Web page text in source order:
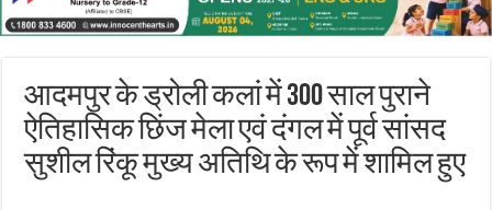
आदमपुर के ड्रोली कलां में 300 साल पुराने
ऐतिहासिक छिंज मेला एवं दंगल में पूर्व सांसद
सुशील रिंकू मुख्य अतिथि के रूप में शामिल हुए